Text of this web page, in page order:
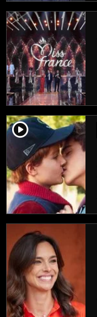
player2